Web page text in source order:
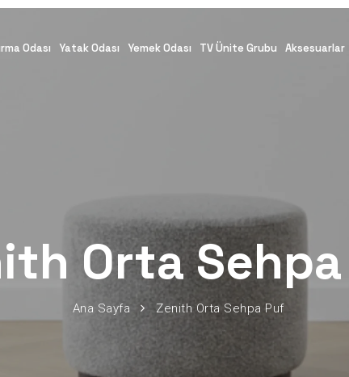
Odası Yatak Odası Yemek Odası TV Ünite Grubu Aksesuarlar
Orta
Ana Sayfa Zenith Orta Sehpa Puf